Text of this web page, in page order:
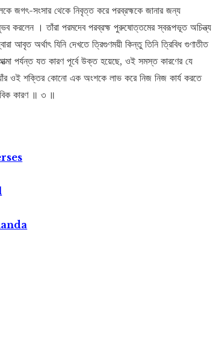
জগৎ-সংসার থেকে নিবৃত্ত করে পরব্রহ্মকে জানার জন্য
করলেন । তাঁরা পরমদেব পরব্রহ্ম পুরুষোত্তমের স্বরূপভূত অচিন্ত্য
আবৃত অর্থাৎ যিনি দেখতে ত্রিগুণময়ী কিন্তু তিনি ত্রিবিধ গুণাতীত
পর্যন্ত যত কারণ পূর্বে উক্ত হয়েছে, ওই সমস্ত কারণের যে
যাঁর ওই শক্তির কোনো এক অংশকে লাভ করে নিজ নিজ কার্য করতে
কারণ ॥ ৩ ॥